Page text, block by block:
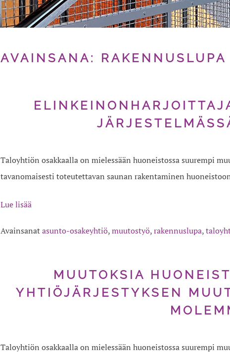
AVAINSANA: RAKENNUSLUPA
Taloyhtiön osakkaalla on mielessään huoneistossa suurempi
tavanomaisesti toteutettavan saunan rakentaminen
Lue lisää
Avainsanatasunto-osakeyhtiö,muutostyö,rakennuslupa,
MUUTOKSIA
YHTIÖJÄRJESTYKSEN
Taloyhtiön osakkaalla on mielessään huoneistossa suurempi